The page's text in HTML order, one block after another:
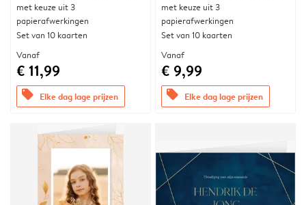
met keuze uit 3
papierafwerkingen
Set van 10 kaarten
Vanaf
€ 11,99
offers Elke dag lage prijzen
met keuze uit 3
papierafwerkingen
Set van 10 kaarten
Vanaf
€ 9,99
offers Elke dag lage prijzen